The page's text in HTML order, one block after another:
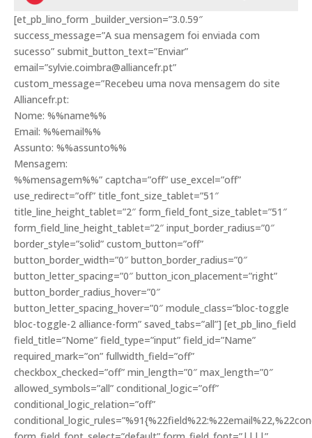
[et_pb_lino_form _builder_version=”3.0.59″
success_message=”A sua mensagem foi enviada com
sucesso” submit_button_text=”Enviar”
email=”sylvie.coimbra@alliancefr.pt”
custom_message=”Recebeu uma nova mensagem do site
Alliancefr.pt:
Nome: %%name%%
Email: %%email%%
Assunto: %%assunto%%
Mensagem:
%%mensagem%%” captcha=”off” use_excel=”off”
use_redirect=”off” title_font_size_tablet=”51″
title_line_height_tablet=”2″ form_field_font_size_tablet=”51″
form_field_line_height_tablet=”2″ input_border_radius=”0″
border_style=”solid” custom_button=”off”
button_border_width=”0″ button_border_radius=”0″
button_letter_spacing=”0″ button_icon_placement=”right”
button_border_radius_hover=”0″
button_letter_spacing_hover=”0″ module_class=”bloc-toggle
bloc-toggle-2 alliance-form” saved_tabs=”all”] [et_pb_lino_field
field_title=”Nome” field_type=”input” field_id=”Name”
required_mark=”on” fullwidth_field=”off”
checkbox_checked=”off” min_length=”0″ max_length=”0″
allowed_symbols=”all” conditional_logic=”off”
conditional_logic_relation=”off”